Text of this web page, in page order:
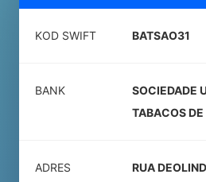
KOD SWIFT BATSAO31
BANK
SOCIEDADE
TABACOS
ADRES
RUA